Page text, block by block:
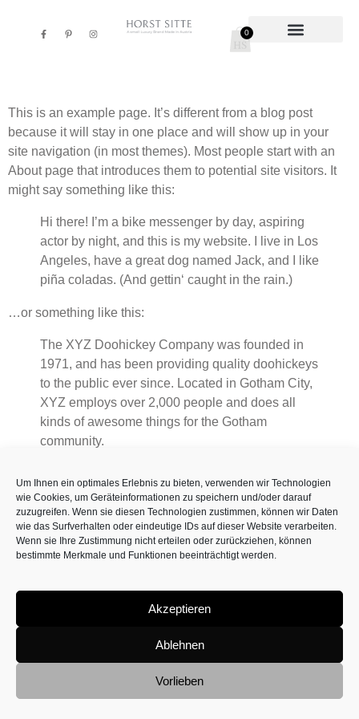
Um Ihnen ein optimales Erlebnis zu bieten, verwenden wir Technologien
wie Cookies, um Geräteinformationen zu speichern und/oder darauf
zuzugreifen. Wenn sie diesen Technologien zustimmen, können wir Daten
wie das Surfverhalten oder eindeutige IDs auf dieser Website verarbeiten.
Wenn sie Ihre Zustimmung nicht erteilen oder zurückziehen, können
bestimmte Merkmale und Funktionen beeinträchtigt werden.
Akzeptieren
Ablehnen
Vorlieben
0
This is an example page. It’s different from a blog post
because it will stay in one place and will show up in your
site navigation (in most themes). Most people start with an
About page that introduces them to potential site visitors. It
might say something like this:
Hi there! I’m a bike messenger by day, aspiring
actor by night, and this is my website. I live in Los
Angeles, have a great dog named Jack, and I like
piña coladas. (And gettin‘ caught in the rain.)
…or something like this:
The XYZ Doohickey Company was founded in
1971, and has been providing quality doohickeys
to the public ever since. Located in Gotham City,
XYZ employs over 2,000 people and does all
kinds of awesome things for the Gotham
community.
to delete this page and create new pages for your content.
Have fun!